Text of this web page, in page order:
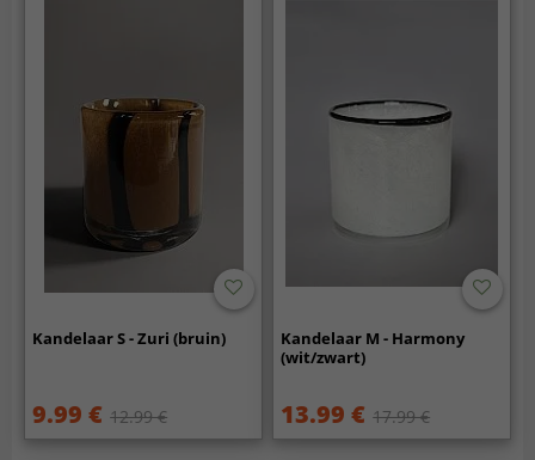
Kandelaar S - Zuri (bruin)
9.99 € 12.99 €
Kandelaar M - Harmony
(wit/zwart)
13.99 € 17.99 €